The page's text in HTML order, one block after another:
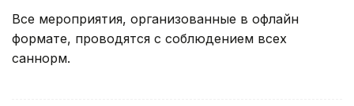
Все мероприятия, организованные в офлайн
формате, проводятся с соблюдением всех
саннорм.